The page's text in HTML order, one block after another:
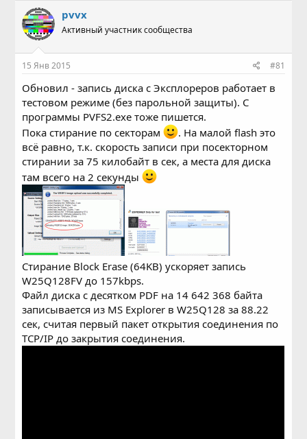
т
о
р
т
е
м
ы
а
н
ч
а
а
pvvx
Активный участник сообщества
15 Янв 2015 #81
Обновил - запись диска с Эксплореров работает в
тестовом режиме (без парольной защиты). С
программы PVFS2.exe тоже пишется.
Пока стирание по секторам
. На малой flash это
всё равно, т.к. скорость записи при посекторном
стирании за 75 килобайт в сек, а места для диска
там всего на 2 секунды
Стирание Block Erase (64KB) ускоряет запись
W25Q128FV до 157kbps.
Файл диска с десятком PDF на 14 642 368 байта
записывается из MS Explorer в W25Q128 за 88.22
сек, считая первый пакет открытия соединения по
TCP/IP до закрытия соединения.